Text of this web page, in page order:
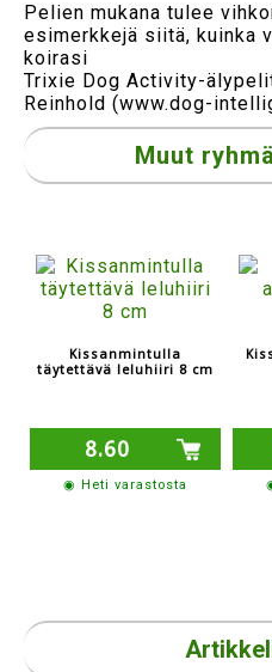
Pelien mukana tulee
esimerkkejä siitä, kuinka
koirasi
Trixie Dog Activity-
Reinhold (www.dog-
Muut
Kissanmintulla
täytettävä leluhiiri 8 cm
8.60
◉ Heti varastosta